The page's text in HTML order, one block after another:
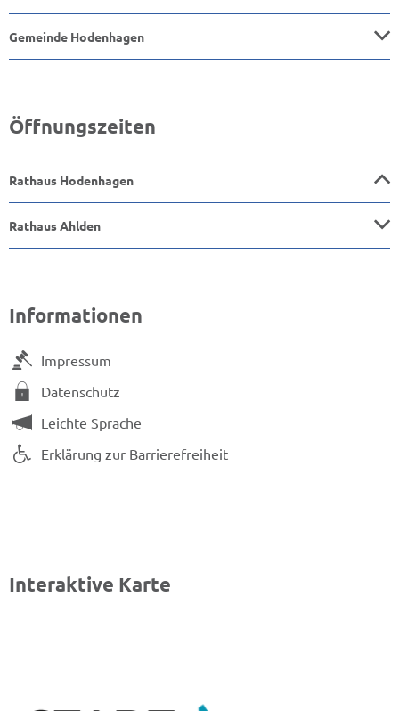
Gemeinde Hodenhagen
Öffnungszeiten
Rathaus Hodenhagen
Rathaus Ahlden
Informationen
Impressum
Datenschutz
Leichte Sprache
Erklärung zur Barrierefreiheit
Interaktive Karte